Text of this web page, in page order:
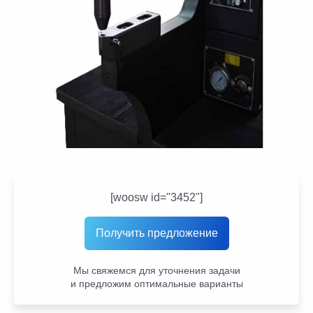
[woosw id="3452"]
Получить предложение
Мы свяжемся для уточнения задачи
и предложим оптимальные варианты